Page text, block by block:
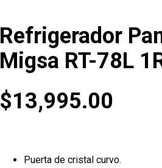
Refrigerador
Migsa RT-78L
$13,995.00
Puerta de cristal curvo.